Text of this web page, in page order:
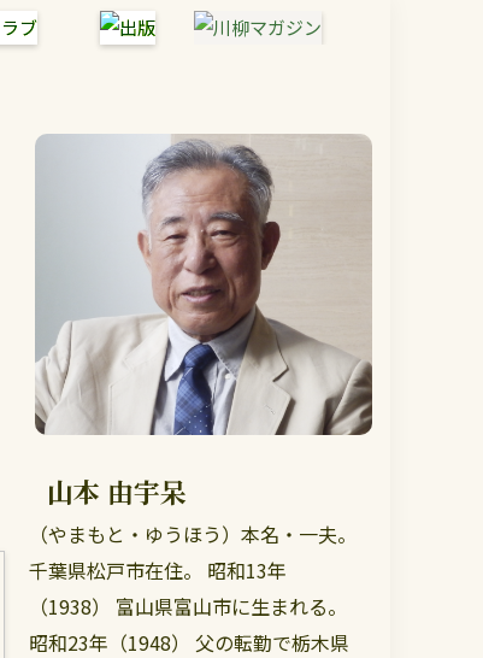
山本 由宇呆
（やまもと・ゆうほう）本名・一夫。
千葉県松戸市在住。 昭和13年
（1938） 富山県富山市に生まれる。
昭和23年（1948） 父の転勤で栃木県